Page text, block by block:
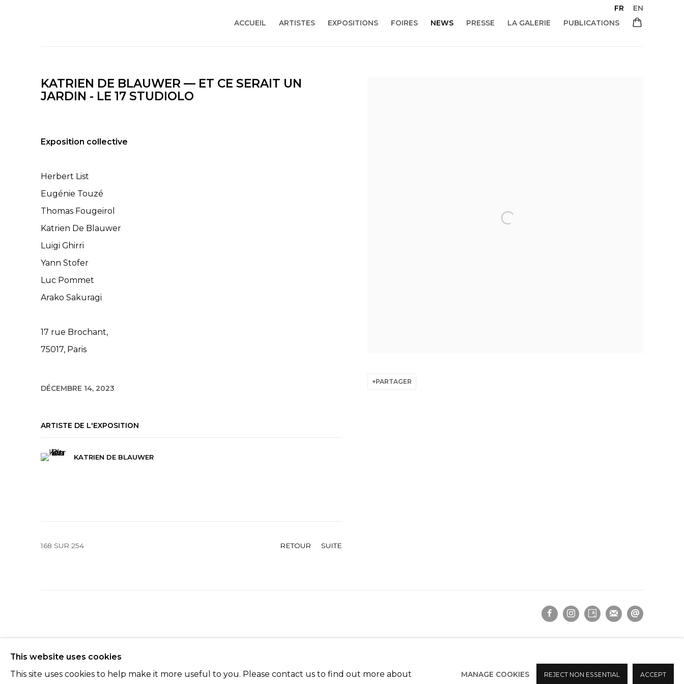
ACCUEIL ARTISTES EXPOSITIONS FOIRES NEWS PRESSE LA GALERIE PUBLICATIONS
FR EN
KATRIEN DE BLAUWER — ET CE SERAIT UN
JARDIN - LE 17 STUDIOLO
PARTAGER
Exposition collective
Herbert List
Eugénie Touzé
Thomas Fougeirol
Katrien De Blauwer
Luigi Ghirri
Yann Stofer
Luc Pommet
Arako Sakuragi
17 rue Brochant,
75017, Paris
DÉCEMBRE 14, 2023
ARTISTE DE L'EXPOSITION
KATRIEN DE BLAUWER
RETOUR SUITE
168 SUR 254
This website uses cookies
This site uses cookies to help make it more useful to you. Please contact us to find out more about
MANAGE COOKIES REJECT NON ESSENTIAL ACCEPT